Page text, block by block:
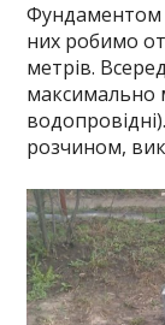
Фундаментом
них робимо
метрів.
максимально
розчином,